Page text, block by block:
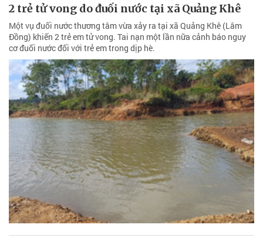
2 trẻ tử vong do đuối nước tại xã Quảng Khê
Một vụ đuối nước thương tâm vừa xảy ra tại xã Quảng Khê (Lâm
Đồng) khiến 2 trẻ em tử vong. Tai nạn một lần nữa cảnh báo nguy
cơ đuối nước đối với trẻ em trong dịp hè.